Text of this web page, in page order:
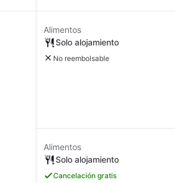
Alimentos
Solo alojamiento
No reembolsable
Alimentos
Solo alojamiento
Cancelación gratis